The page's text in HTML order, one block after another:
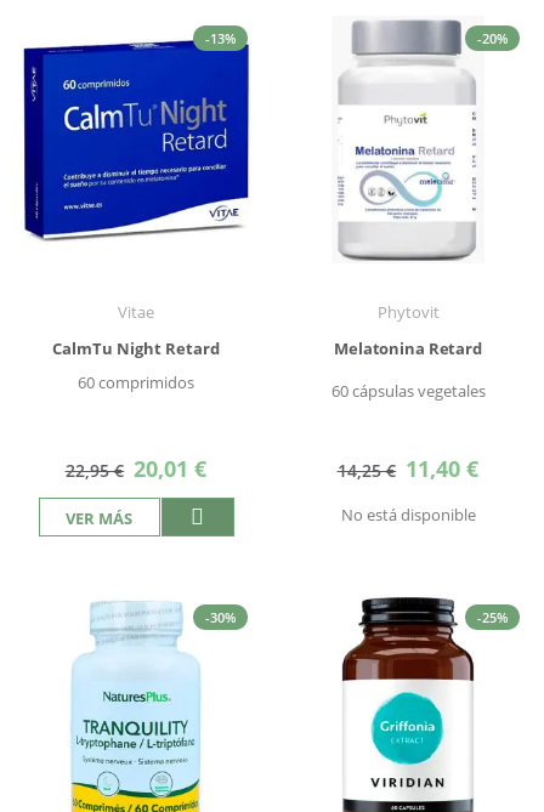
-13%
Vitae
CalmTu Night Retard
60 comprimidos
22,95 € Precio
especial
20,01 €
VER MÁS
-20%
Phytovit
Melatonina Retard
60 cápsulas vegetales
14,25 € Precio
especial
11,40 €
No está disponible
-30% -25%